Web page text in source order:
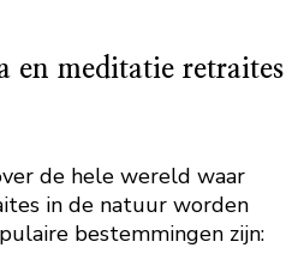
en meditatie retraites
de hele wereld waar
in de natuur worden
bestemmingen zijn: